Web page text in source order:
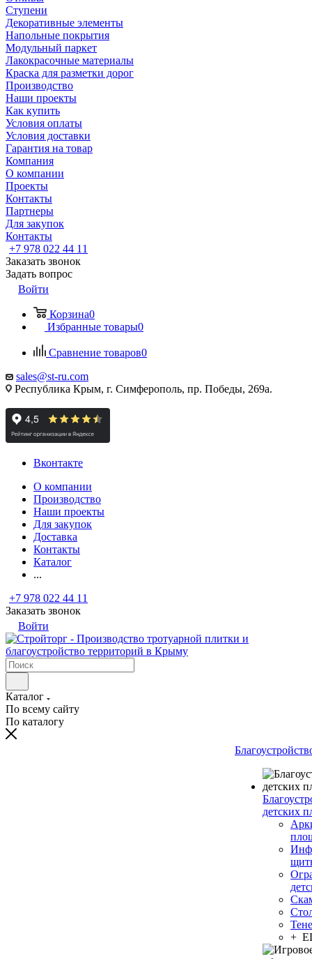
Ступени
Декоративные элементы
Напольные покрытия
Модульный паркет
Лакокрасочные материалы
Краска для разметки дорог
Производство
Наши проекты
Как купить
Условия оплаты
Условия доставки
Гарантия на товар
Компания
О компании
Проекты
Контакты
Партнеры
Для закупок
Контакты
+7 978 022 44 11
Заказать звонок
Задать вопрос
Войти
Корзина0
Избранные товары0
Сравнение товаров0
sales@st-ru.com
Республика Крым, г. Симферополь, пр. Победы, 269а.
Вконтакте
О компании
Производство
Наши проекты
Для закупок
Доставка
Контакты
Каталог
...
+7 978 022 44 11
Заказать звонок
Войти
Каталог
По всему сайту
По каталогу
детских
+